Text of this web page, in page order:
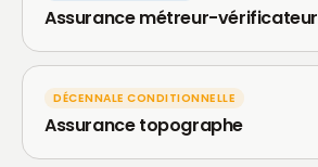
Assurance métreur-vérificateur
DÉCENNALE CONDITIONNELLE
Assurance topographe